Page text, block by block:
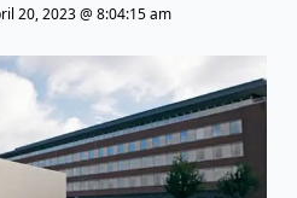
20, 2023 @ 8:04:15 am